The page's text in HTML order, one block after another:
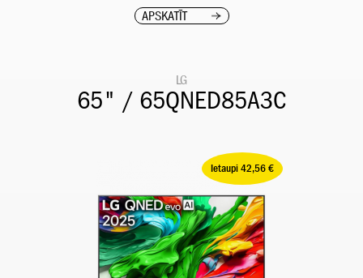
APSKATĪT
LG
65" / 65QNED85A3C
Ietaupi 42,56 €